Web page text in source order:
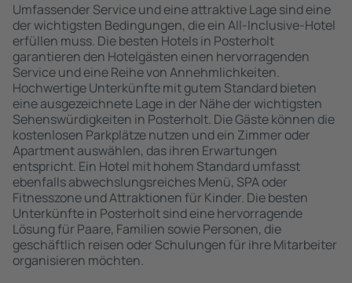
Umfassender Service und eine attraktive Lage sind eine
der wichtigsten Bedingungen, die ein All-Inclusive-Hotel
erfüllen muss. Die besten Hotels in Posterholt
garantieren den Hotelgästen einen hervorragenden
Service und eine Reihe von Annehmlichkeiten.
Hochwertige Unterkünfte mit gutem Standard bieten
eine ausgezeichnete Lage in der Nähe der wichtigsten
Sehenswürdigkeiten in Posterholt. Die Gäste können die
kostenlosen Parkplätze nutzen und ein Zimmer oder
Apartment auswählen, das ihren Erwartungen
entspricht. Ein Hotel mit hohem Standard umfasst
ebenfalls abwechslungsreiches Menü, SPA oder
Fitnesszone und Attraktionen für Kinder. Die besten
Unterkünfte in Posterholt sind eine hervorragende
Lösung für Paare, Familien sowie Personen, die
geschäftlich reisen oder Schulungen für ihre Mitarbeiter
organisieren möchten.